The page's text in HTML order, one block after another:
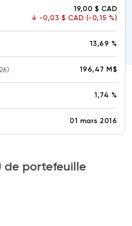
BNI (NTHM)
BNI
continue
19,00 $ CAD
↓ -0,03 $ CAD (-0,15 %)
13,69 %
196,47 M$
1,74 %
01 mars 2016
de portefeuille